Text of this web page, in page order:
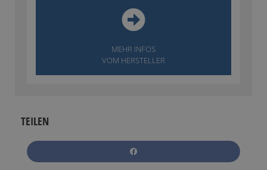
MEHR INFOS
VOM HERSTELLER
TEILEN